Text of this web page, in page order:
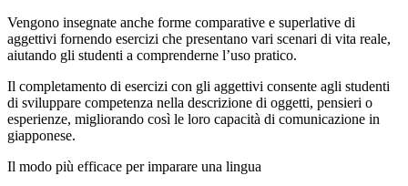
Vengono insegnate anche forme comparative e superlative di
aggettivi fornendo esercizi che presentano vari scenari di vita reale,
aiutando gli studenti a comprenderne l’uso pratico.
Il completamento di esercizi con gli aggettivi consente agli studenti
di sviluppare competenza nella descrizione di oggetti, pensieri o
esperienze, migliorando così le loro capacità di comunicazione in
giapponese.
Il modo più efficace per imparare una lingua